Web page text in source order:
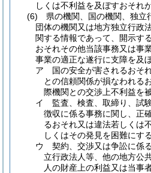
しくは不利益を及ぼすおそれ
(6)
県の機関、国の機関、独立
団体の機関又は地方独立行政
関する情報であって、開示す
おそれその他当該事務又は事
事業の適正な遂行に支障を及
ア
国の安全が害されるおそ
との信頼関係が損なわれる
際機関との交渉上不利益を
イ
監査、検査、取締り、試
徴収に係る事務に関し、正
るおそれ又は違法若しくは
しくはその発見を困難にす
ウ
契約、交渉又は争訟に係
立行政法人等、他の地方公
人の財産上の利益又は当事